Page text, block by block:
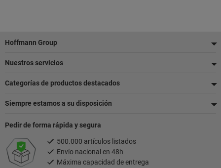
Pie
de
página
Hoffmann Group
Nuestros servicios
Categorías de productos destacados
Siempre estamos a su disposición
Pedir de forma rápida y segura
500.000 artículos listados
Envío nacional en 48h
Máxima capacidad de entrega